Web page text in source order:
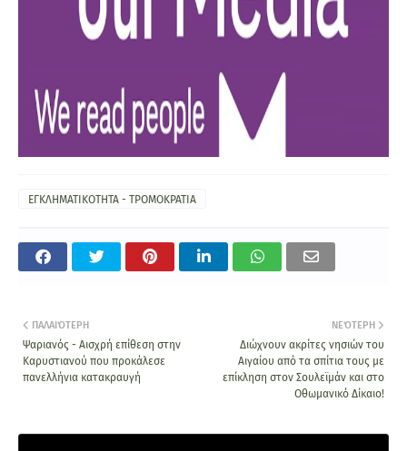
ΕΓΚΛΗΜΑΤΙΚΟΤΗΤΑ - ΤΡΟΜΟΚΡΑΤΙΑ
ΝΕΌΤΕΡΗ
Διώχνουν ακρίτες νησιών του
Αιγαίου από τα σπίτια τους με
επίκληση στον Σουλεϊμάν και στο
Οθωμανικό Δίκαιο!
ΠΑΛΑΙΌΤΕΡΗ
Ψαριανός - Αισχρή επίθεση στην
Καρυστιανού που προκάλεσε
πανελλήνια κατακραυγή